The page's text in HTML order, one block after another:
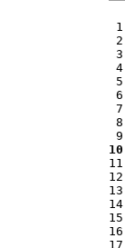
1
2
3
4
5
6
7
8
9
10
11
12
13
14
15
16
17